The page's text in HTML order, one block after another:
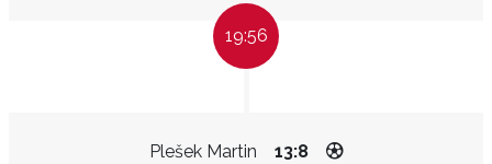
19:56
Plešek Martin 13:8